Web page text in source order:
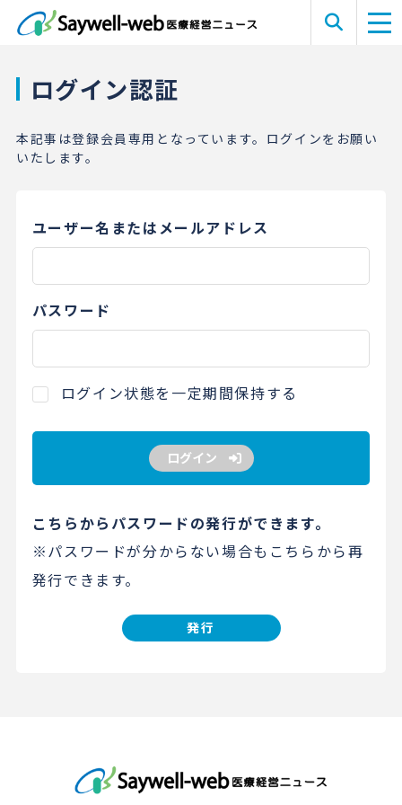
ログイン認証
本記事は登録会員専用となっています。ログインをお願い
いたします。
ユーザー名またはメールアドレス
パスワード
ログイン状態を一定期間保持する
ログイン
こちらからパスワードの発行ができます。
※パスワードが分からない場合もこちらから再
発行できます。
発行